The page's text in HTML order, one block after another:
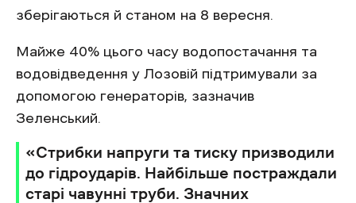
зберігаються й станом на 8 вересня.
Майже 40% цього часу водопостачання та
водовідведення у Лозовій підтримували за
допомогою генераторів, зазначив
Зеленський.
«Стрибки напруги та тиску призводили
до гідроударів. Найбільше постраждали
старі чавунні труби. Значних